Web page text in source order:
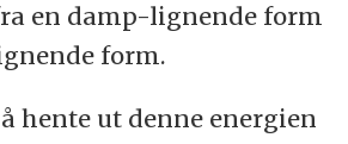
en damp-lignende form
form.
hente ut denne energien